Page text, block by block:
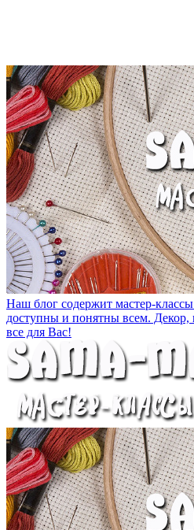
Наш блог содержит мастер-
доступны и понятны всем.
все для Вас!